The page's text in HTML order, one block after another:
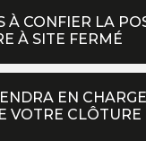
À CONFIER LA
À SITE FERMÉ
EN CHARGE
VOTRE CLÔTURE